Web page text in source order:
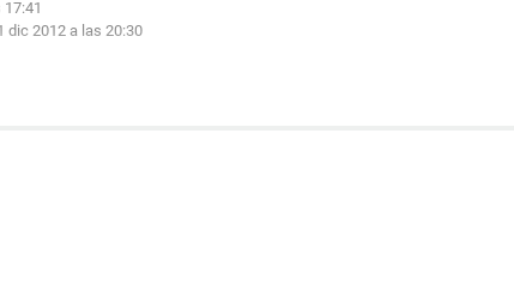
dic 2012 a las 20:30